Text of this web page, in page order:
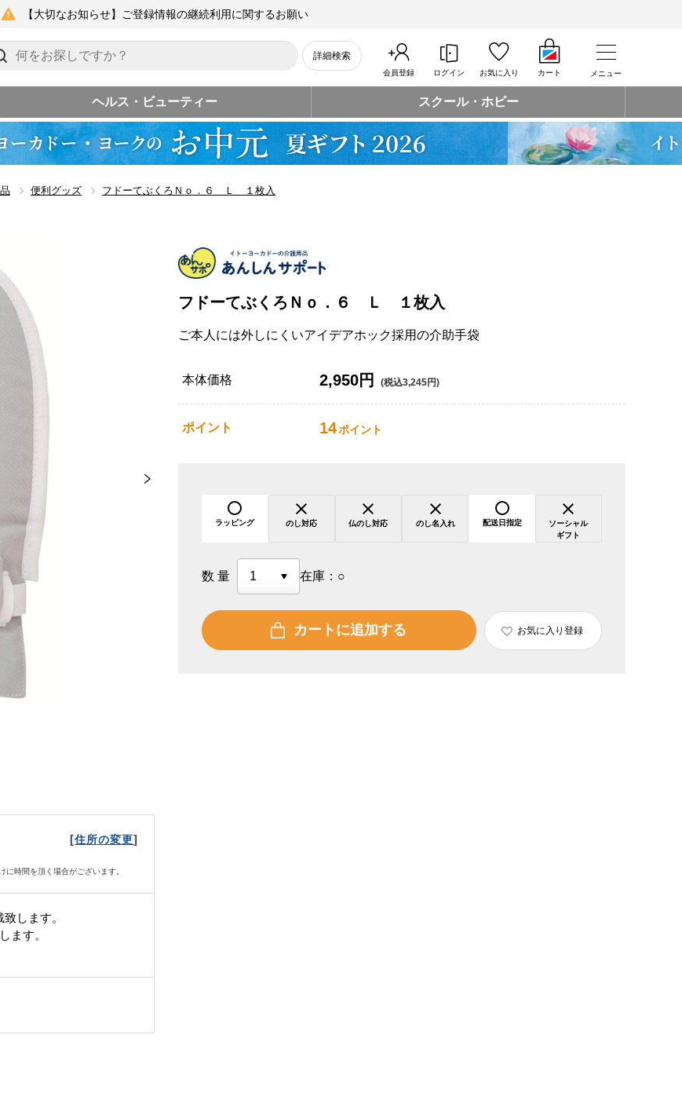
【大切なお知らせ】ご登録情報の継続利用に関するお願い
詳細検索
会員登録 ログイン お気に入り カート メニュー
ヘルス・ビューティー スクール・ホビー
便利グッズ フドーてぶくろＮｏ．６ Ｌ １枚入
[住所の変更]
時間を頂く場合がございます。
致します。
ます。
フドーてぶくろＮｏ．６ Ｌ １枚入
ご本人には外しにくいアイデアホック採用の介助手袋
本体価格 2,950円 (税込3,245円)
ポイント 14ポイント
ラッピング のし対応 仏のし対応 のし名入れ 配送日指定
ソーシャル
ギフト
数量 在庫： ○
カートに追加する お気に入り登録